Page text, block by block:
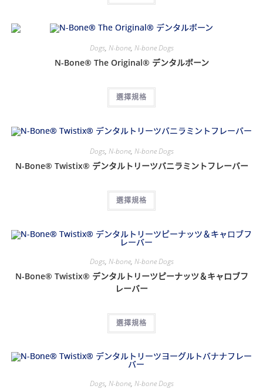
Dogs, N-bone, N-bone Dogs
N-Bone® The Original® デンタルボーン
選擇規格
Dogs, N-bone, N-bone Dogs
N-Bone® Twistix® デンタルトリーツバニラミントフレーバー
選擇規格
Dogs, N-bone, N-bone Dogs
N-Bone® Twistix® デンタルトリーツピーナッツ＆キャロブフ
レーバー
選擇規格
Dogs, N-bone, N-bone Dogs